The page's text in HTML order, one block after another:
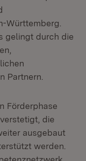
Württemberg.
gelingt durch die
Partnern.
Förderphase
die
ausgebaut
werden.